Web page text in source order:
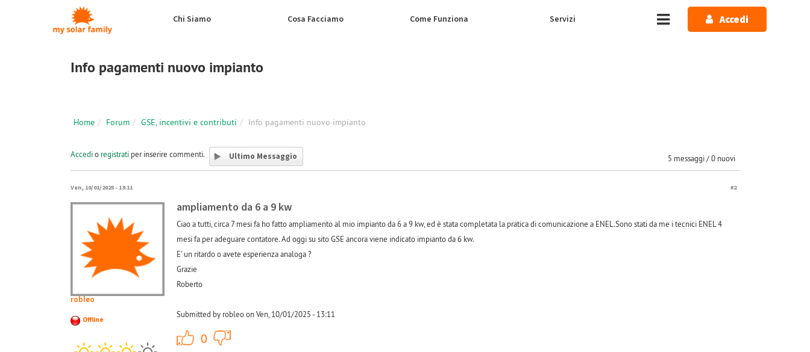
Salta al contenuto principale
Chi Siamo Cosa Facciamo Come Funziona Servizi Accedi
Info pagamenti nuovo impianto
Home Forum GSE, incentivi e contributi Info pagamenti nuovo impianto
5 messaggi / 0 nuovi
Accedio registrati per inserire commenti. Ultimo Messaggio
Ven, 10/01/2025 - 13:11 #2
robleo
Offline
ampliamento da 6 a 9 kw
Ciao a tutti, circa 7 mesi fa ho fatto ampliamento al mio impianto da 6 a 9 kw, ed è stata completata la pratica di comunicazione a ENEL.Sono stati da me i tecnici ENEL 4
mesi fa per adeguare contatore. Ad oggi su sito GSE ancora viene indicato impianto da 6 kw.
E' un ritardo o avete esperienza analoga ?
Grazie
Roberto
Submitted by robleo on Ven, 10/01/2025 - 13:11
0